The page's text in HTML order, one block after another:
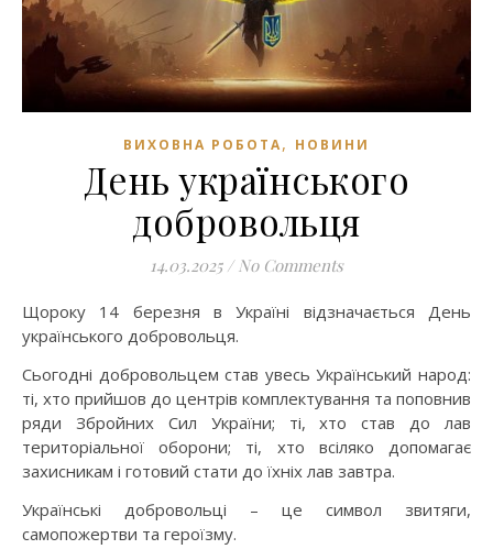
ВИХОВНА РОБОТА, НОВИНИ
День українського
добровольця
14.03.2025 / No Comments
Щороку 14 березня в Україні відзначається День
українського добровольця.
Cьогодні добровольцем став увесь Український народ:
ті, хто прийшов до центрів комплектування та поповнив
ряди Збройних Сил України; ті, хто став до лав
територіальної оборони; ті, хто всіляко допомагає
захисникам і готовий стати до їхніх лав завтра.
Українські добровольці – це символ звитяги,
самопожертви та героїзму.